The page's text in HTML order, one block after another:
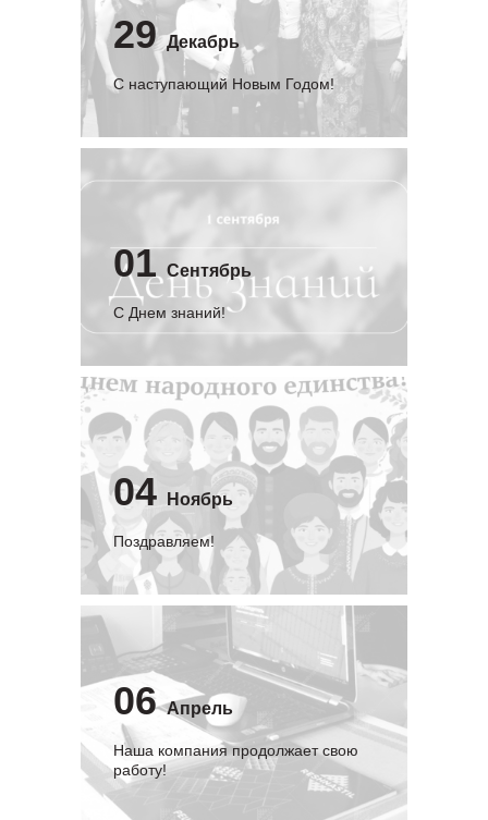
29 Декабрь
С наступающий Новым Годом!
01 Сентябрь
C Днем знаний!
04 Ноябрь
Поздравляем!
06 Апрель
Наша компания продолжает свою
работу!